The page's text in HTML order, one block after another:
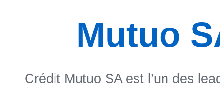
Mutuo
Crédit Mutuo SAest l’un des